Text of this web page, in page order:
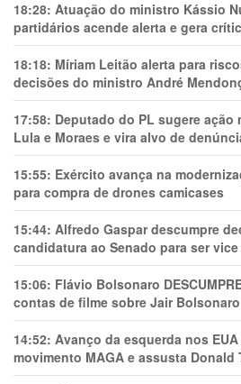
18:28: Atuação do ministro Kássio
partidários acende alerta e gera
18:18: Míriam Leitão alerta para
decisões do ministro André
17:58: Deputado do PL sugere ação
Lula e Moraes e vira alvo de
15:55: Exército avança na
para compra de drones camicases
15:44: Alfredo Gaspar descumpre
candidatura ao Senado para ser
15:06: Flávio Bolsonaro
contas de filme sobre Jair Bolsonaro
14:52: Avanço da esquerda nos
movimento MAGA e assusta Donald